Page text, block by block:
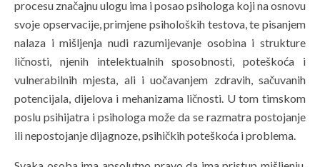
procesu značajnu ulogu ima i posao psihologa koji na osnovu
svoje opservacije, primjene psiholoških testova, te pisanjem
nalaza i mišljenja nudi razumijevanje osobina i strukture
ličnosti, njenih intelektualnih sposobnosti, poteškoća i
vulnerabilnih mjesta, ali i uočavanjem zdravih, sačuvanih
potencijala, dijelova i mehanizama ličnosti. U tom timskom
poslu psihijatra i psihologa može da se razmatra postojanje
ili nepostojanje dijagnoze, psihičkih poteškoća i problema.